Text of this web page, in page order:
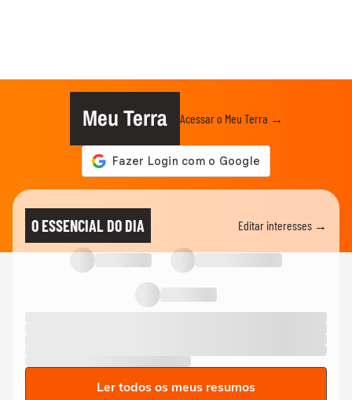
Meu Terra Acessar o Meu Terra →
O ESSENCIAL DO DIA Editar interesses →
Ler todos os meus resumos